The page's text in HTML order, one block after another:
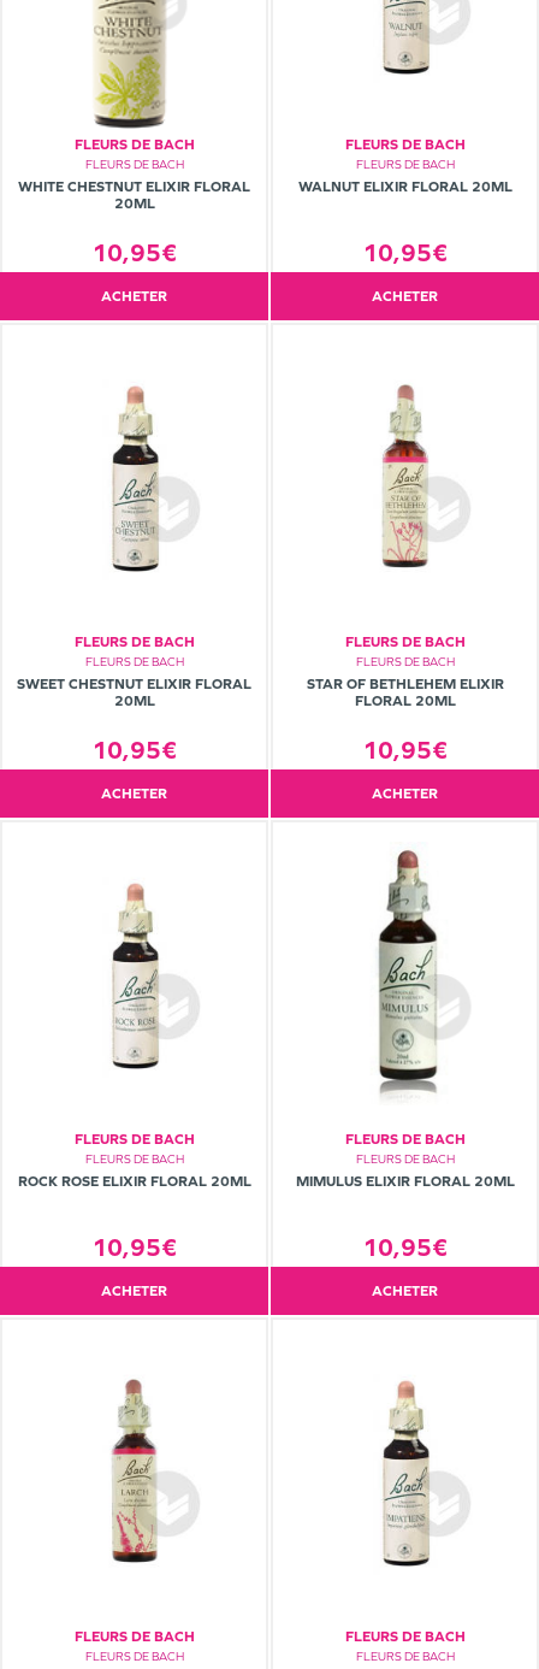
FLEURS DE BACH
FLEURS DE BACH
WHITE CHESTNUT ELIXIR FLORAL
20ML
10,95€
ACHETER
FLEURS DE BACH
FLEURS DE BACH
WALNUT ELIXIR FLORAL 20ML
10,95€
ACHETER
FLEURS DE BACH
FLEURS DE BACH
SWEET CHESTNUT ELIXIR FLORAL
20ML
10,95€
ACHETER
FLEURS DE BACH
FLEURS DE BACH
STAR OF BETHLEHEM ELIXIR
FLORAL 20ML
10,95€
ACHETER
FLEURS DE BACH
FLEURS DE BACH
ROCK ROSE ELIXIR FLORAL 20ML
10,95€
ACHETER
FLEURS DE BACH
FLEURS DE BACH
MIMULUS ELIXIR FLORAL 20ML
10,95€
ACHETER
FLEURS DE BACH
FLEURS DE BACH
FLEURS DE BACH
FLEURS DE BACH